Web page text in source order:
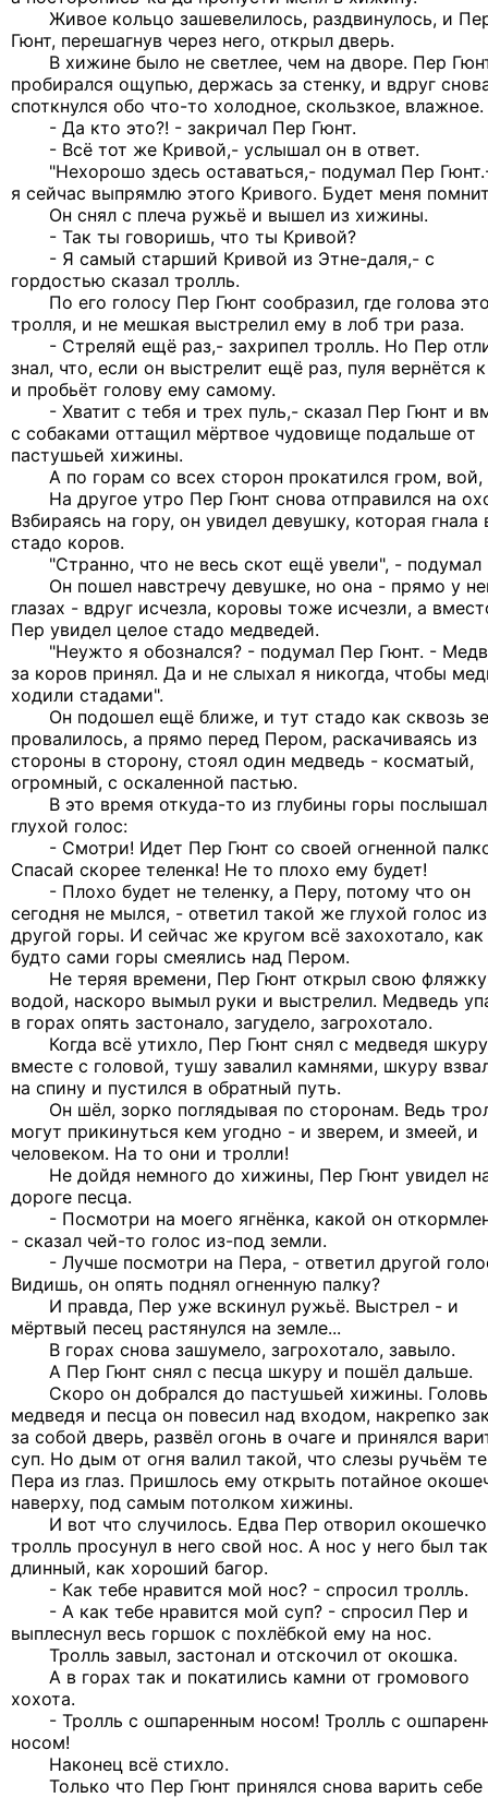
Живое кольцо зашевелилось, раздвинулось, и
Гюнт, перешагнув через него, открыл дверь.
В хижине было не светлее, чем на дворе. Пер
пробирался ощупью, держась за стенку, и вдруг
споткнулся обо что-то холодное, скользкое, влажное.
- Да кто это?! - закричал Пер Гюнт.
- Всё тот же Кривой,- услышал он в ответ.
"Нехорошо здесь оставаться,- подумал Пер
я сейчас выпрямлю этого Кривого. Будет меня
Он снял с плеча ружьё и вышел из хижины.
- Так ты говоришь, что ты Кривой?
- Я самый старший Кривой из Этне-даля,- с
гордостью сказал тролль.
По его голосу Пер Гюнт сообразил, где голова
тролля, и не мешкая выстрелил ему в лоб три раза.
- Стреляй ещё раз,- захрипел тролль. Но Пер
знал, что, если он выстрелит ещё раз, пуля вернётся
и пробьёт голову ему самому.
- Хватит с тебя и трех пуль,- сказал Пер Гюнт и
с собаками оттащил мёртвое чудовище подальше от
пастушьей хижины.
А по горам со всех сторон прокатился гром, вой,
На другое утро Пер Гюнт снова отправился на
Взбираясь на гору, он увидел девушку, которая гнала
стадо коров.
"Странно, что не весь скот ещё увели", - подумал
Он пошел навстречу девушке, но она - прямо у
глазах - вдруг исчезла, коровы тоже исчезли, а
Пер увидел целое стадо медведей.
"Неужто я обознался? - подумал Пер Гюнт. -
за коров принял. Да и не слыхал я никогда, чтобы
ходили стадами".
Он подошел ещё ближе, и тут стадо как сквозь
провалилось, а прямо перед Пером, раскачиваясь из
стороны в сторону, стоял один медведь - косматый,
огромный, с оскаленной пастью.
В это время откуда-то из глубины горы
глухой голос:
- Смотри! Идет Пер Гюнт со своей огненной
Спасай скорее теленка! Не то плохо ему будет!
- Плохо будет не теленку, а Перу, потому что он
сегодня не мылся, - ответил такой же глухой голос из
другой горы. И сейчас же кругом всё захохотало, как
будто сами горы смеялись над Пером.
Не теряя времени, Пер Гюнт открыл свою
водой, наскоро вымыл руки и выстрелил. Медведь
в горах опять застонало, загудело, загрохотало.
Когда всё утихло, Пер Гюнт снял с медведя шкуру
вместе с головой, тушу завалил камнями, шкуру
на спину и пустился в обратный путь.
Он шёл, зорко поглядывая по сторонам. Ведь
могут прикинуться кем угодно - и зверем, и змеей, и
человеком. На то они и тролли!
Не дойдя немного до хижины, Пер Гюнт увидел
дороге песца.
- Посмотри на моего ягнёнка, какой он
- сказал чей-то голос из-под земли.
- Лучше посмотри на Пера, - ответил другой
Видишь, он опять поднял огненную палку?
И правда, Пер уже вскинул ружьё. Выстрел - и
мёртвый песец растянулся на земле...
В горах снова зашумело, загрохотало, завыло.
А Пер Гюнт снял с песца шкуру и пошёл дальше.
Скоро он добрался до пастушьей хижины.
медведя и песца он повесил над входом, накрепко
за собой дверь, развёл огонь в очаге и принялся
суп. Но дым от огня валил такой, что слезы ручьём
Пера из глаз. Пришлось ему открыть потайное
наверху, под самым потолком хижины.
И вот что случилось. Едва Пер отворил
тролль просунул в него свой нос. А нос у него был
длинный, как хороший багор.
- Как тебе нравится мой нос? - спросил тролль.
- А как тебе нравится мой суп? - спросил Пер и
выплеснул весь горшок с похлёбкой ему на нос.
Тролль завыл, застонал и отскочил от окошка.
А в горах так и покатились камни от громового
хохота.
- Тролль с ошпаренным носом! Тролль с
носом!
Наконец всё стихло.
Только что Пер Гюнт принялся снова варить себе